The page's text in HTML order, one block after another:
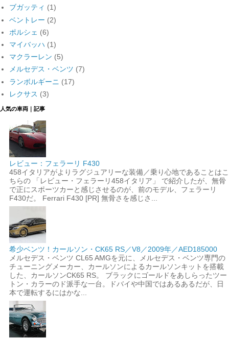
ブガッティ (1)
ベントレー (2)
ポルシェ (6)
マイバッハ (1)
マクラーレン (5)
メルセデス・ベンツ (7)
ランボルギーニ (17)
レクサス (3)
人気の車両｜記事
レビュー：フェラーリ F430
458イタリアがよりラグジュアリーな装備／乗り心地であることはこ
ちらの 「レビュー・フェラーリ458イタリア」 で紹介したが、無骨
で正にスポーツカーと感じさせるのが、前のモデル、フェラーリ
F430だ。 Ferrari F430 [PR] 無骨さを感じさ...
希少ベンツ！カールソン・CK65 RS／V8／2009年／AED185000
メルセデス・ベンツ CL65 AMGを元に、メルセデス・ベンツ専門の
チューニングメーカー、カールソンによるカールソンキットを搭載
した、カールソンCK65 RS。 ブラックにゴールドをあしらったツー
トン・カラーのド派手な一台。ドバイや中国ではあるあるだが、日
本で運転するにはかな...